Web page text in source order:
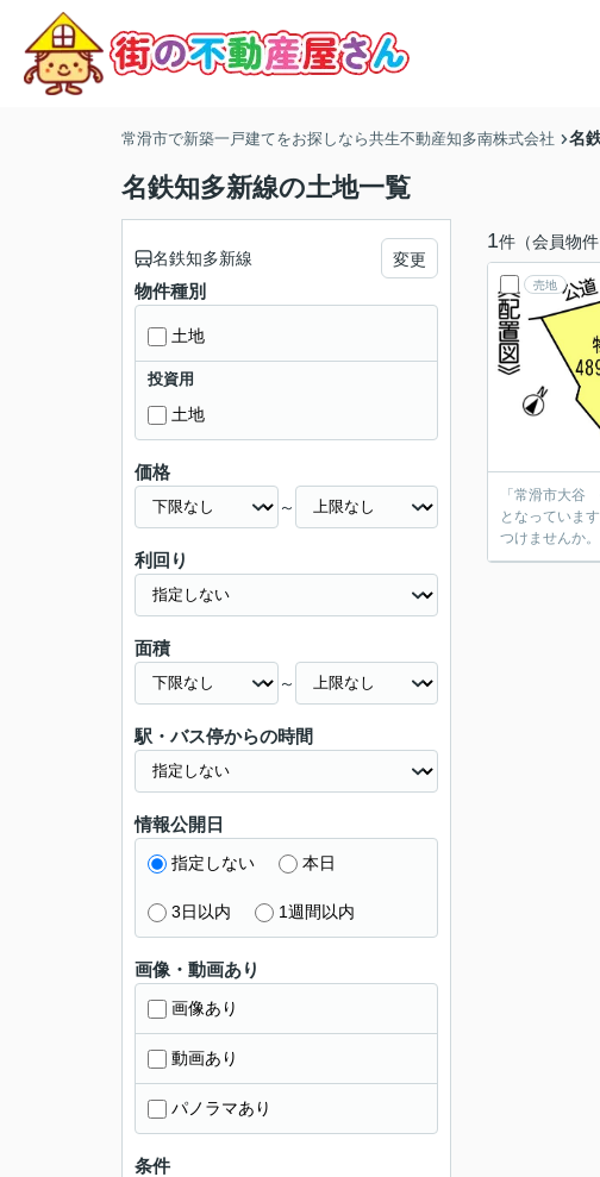
常滑市で新築一戸建てをお探しなら共生不動産知多南株式会社 名
名鉄知多新線の土地一覧
1件（会員物件
売地
「常滑市大谷
となっていま
つけませんか
名鉄知多新線 変更
物件種別
土地
投資用
土地
価格
～
利回り
面積
～
駅・バス停からの時間
情報公開日
指定しない 本日
3日以内 1週間以内
画像・動画あり
画像あり
動画あり
パノラマあり
条件